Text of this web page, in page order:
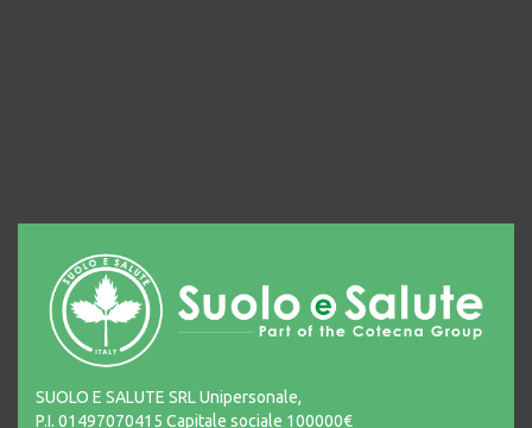
SUOLO E SALUTE SRL Unipersonale,
P.I. 01497070415 Capitale sociale 100000€